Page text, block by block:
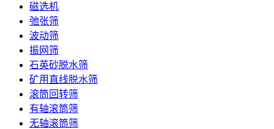
磁选机
弛张筛
波动筛
振网筛
石英砂脱水筛
矿用直线脱水筛
滚筒回转筛
有轴滚筒筛
无轴滚筒筛